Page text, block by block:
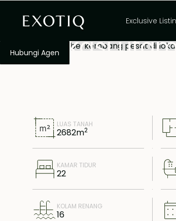
Exclusive
Hubungi Agen
Resor vila
di lokasi
LUAS TANAH
2682m2
KAMAR TIDUR
22
KOLAM RENANG
16